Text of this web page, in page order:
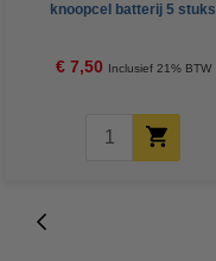
knoopcel batterij 5 stuks
€ 7,50 Inclusief 21% BTW